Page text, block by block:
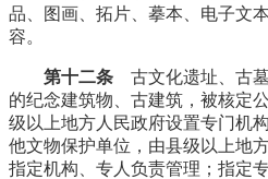
品、图画、拓片、摹本、电子文
容。
第十二条 古文化遗址、古
的纪念建筑物、古建筑，被核定
级以上地方人民政府设置专门机
他文物保护单位，由县级以上地
指定机构、专人负责管理；指定